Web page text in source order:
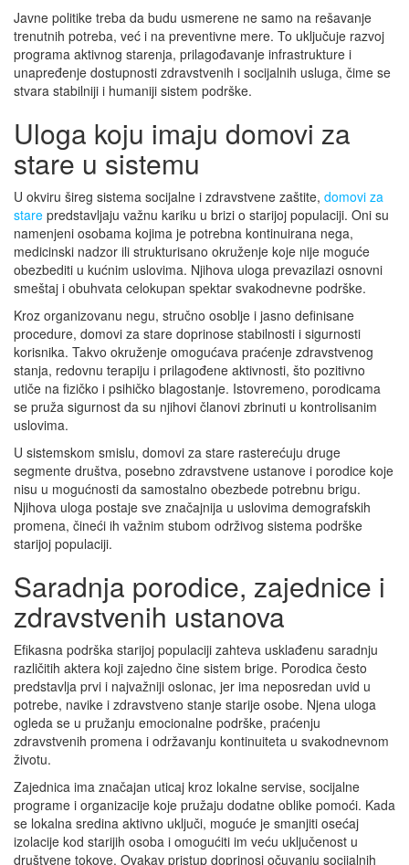
Javne politike treba da budu usmerene ne samo na rešavanje
trenutnih potreba, već i na preventivne mere. To uključuje razvoj
programa aktivnog starenja, prilagođavanje infrastrukture i
unapređenje dostupnosti zdravstvenih i socijalnih usluga, čime se
stvara stabilniji i humaniji sistem podrške.
Uloga koju imaju domovi za
stare u sistemu
U okviru šireg sistema socijalne i zdravstvene zaštite, domovi za
stare predstavljaju važnu kariku u brizi o starijoj populaciji. Oni su
namenjeni osobama kojima je potrebna kontinuirana nega,
medicinski nadzor ili strukturisano okruženje koje nije moguće
obezbediti u kućnim uslovima. Njihova uloga prevazilazi osnovni
smeštaj i obuhvata celokupan spektar svakodnevne podrške.
Kroz organizovanu negu, stručno osoblje i jasno definisane
procedure, domovi za stare doprinose stabilnosti i sigurnosti
korisnika. Takvo okruženje omogućava praćenje zdravstvenog
stanja, redovnu terapiju i prilagođene aktivnosti, što pozitivno
utiče na fizičko i psihičko blagostanje. Istovremeno, porodicama
se pruža sigurnost da su njihovi članovi zbrinuti u kontrolisanim
uslovima.
U sistemskom smislu, domovi za stare rasterećuju druge
segmente društva, posebno zdravstvene ustanove i porodice koje
nisu u mogućnosti da samostalno obezbede potrebnu brigu.
Njihova uloga postaje sve značajnija u uslovima demografskih
promena, čineći ih važnim stubom održivog sistema podrške
starijoj populaciji.
Saradnja porodice, zajednice i
zdravstvenih ustanova
Efikasna podrška starijoj populaciji zahteva usklađenu saradnju
različitih aktera koji zajedno čine sistem brige. Porodica često
predstavlja prvi i najvažniji oslonac, jer ima neposredan uvid u
potrebe, navike i zdravstveno stanje starije osobe. Njena uloga
ogleda se u pružanju emocionalne podrške, praćenju
zdravstvenih promena i održavanju kontinuiteta u svakodnevnom
životu.
Zajednica ima značajan uticaj kroz lokalne servise, socijalne
programe i organizacije koje pružaju dodatne oblike pomoći. Kada
se lokalna sredina aktivno uključi, moguće je smanjiti osećaj
izolacije kod starijih osoba i omogućiti im veću uključenost u
društvene tokove. Ovakav pristup doprinosi očuvanju socijalnih